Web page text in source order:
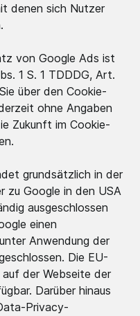
denen sich Nutzer
von Google Ads ist
1 S. 1 TDDDG, Art.
über den Cookie-
ohne Angaben
Zukunft im Cookie-
grundsätzlich in der
zu Google in den USA
ausgeschlossen
einen
Anwendung der
Die EU-
der Webseite der
Darüber hinaus
Privacy-